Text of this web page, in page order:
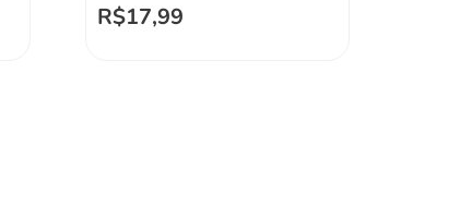
R$17,99